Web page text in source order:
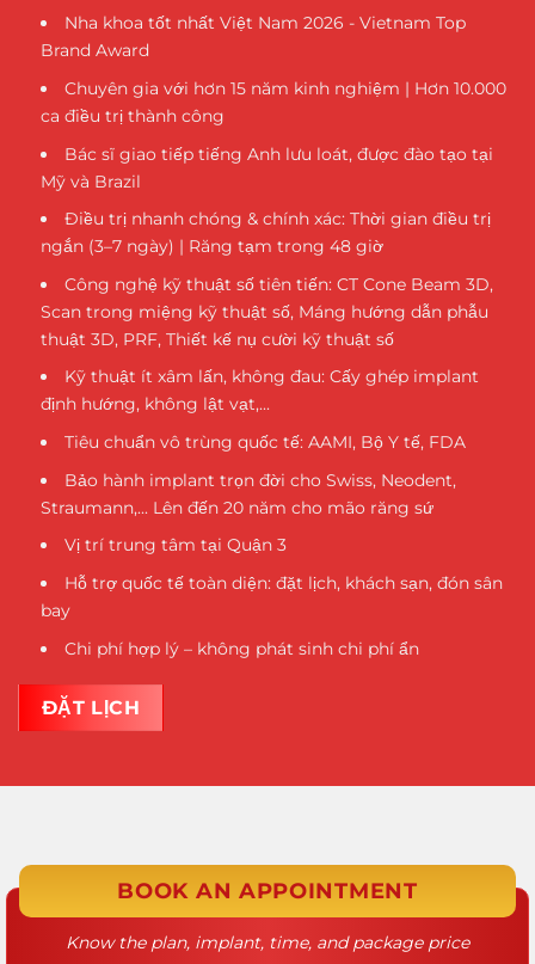
Nha khoa tốt nhất Việt Nam 2026 - Vietnam Top
Brand Award
Chuyên gia với hơn 15 năm kinh nghiệm | Hơn 10.000
ca điều trị thành công
Bác sĩ giao tiếp tiếng Anh lưu loát, được đào tạo tại
Mỹ và Brazil
Điều trị nhanh chóng & chính xác: Thời gian điều trị
ngắn (3–7 ngày) | Răng tạm trong 48 giờ
Công nghệ kỹ thuật số tiên tiến: CT Cone Beam 3D,
Scan trong miệng kỹ thuật số, Máng hướng dẫn phẫu
thuật 3D, PRF, Thiết kế nụ cười kỹ thuật số
Kỹ thuật ít xâm lấn, không đau: Cấy ghép implant
định hướng, không lật vạt,...
Tiêu chuẩn vô trùng quốc tế: AAMI, Bộ Y tế, FDA
Bảo hành implant trọn đời cho Swiss, Neodent,
Straumann,... Lên đến 20 năm cho mão răng sứ
Vị trí trung tâm tại Quận 3
Hỗ trợ quốc tế toàn diện: đặt lịch, khách sạn, đón sân
bay
Chi phí hợp lý – không phát sinh chi phí ẩn
ĐẶT LỊCH
BOOK AN APPOINTMENT
Know the plan, implant, time, and package price